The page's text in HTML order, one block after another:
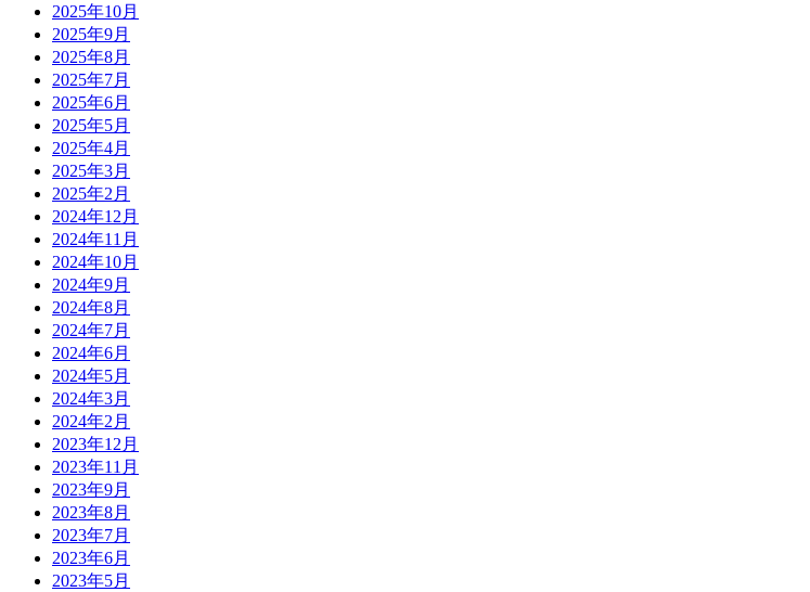
2025年10月
2025年9月
2025年8月
2025年7月
2025年6月
2025年5月
2025年4月
2025年3月
2025年2月
2024年12月
2024年11月
2024年10月
2024年9月
2024年8月
2024年7月
2024年6月
2024年5月
2024年3月
2024年2月
2023年12月
2023年11月
2023年9月
2023年8月
2023年7月
2023年6月
2023年5月